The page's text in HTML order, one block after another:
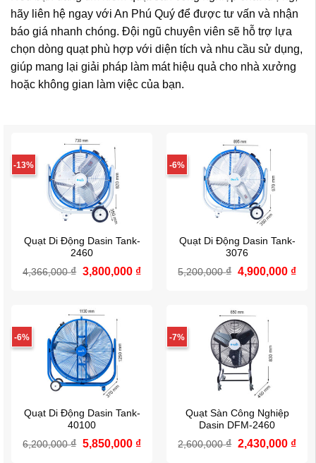
hãy liên hệ ngay với An Phú Quý để được tư vấn và nhận
báo giá nhanh chóng. Đội ngũ chuyên viên sẽ hỗ trợ lựa
chọn dòng quạt phù hợp với diện tích và nhu cầu sử dụng,
giúp mang lại giải pháp làm mát hiệu quả cho nhà xưởng
hoặc không gian làm việc của bạn.
-13%
Quạt Di Động Dasin Tank-
2460
4,366,000₫ Giá
3,800,000 ₫Giá
-6%
Quạt Di Động Dasin Tank-
3076
5,200,000₫ Giá
4,900,000 ₫Giá
-6%
Quạt Di Động Dasin Tank-
40100
6,200,000₫ Giá
5,850,000 ₫Giá
-7%
Quạt Sàn Công Nghiệp
Dasin DFM-2460
2,600,000₫ Giá
2,430,000 ₫Giá